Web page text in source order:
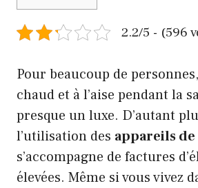
2.2/5 - (596
Pour beaucoup de
chaud et à l’aise pendant la
presque un luxe. D’autant
l’utilisation des appareils
s’accompagne de factures
élevées. Même si vous vivez